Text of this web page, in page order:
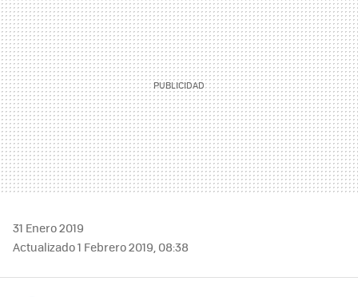
31 Enero 2019
Actualizado 1 Febrero 2019, 08:38